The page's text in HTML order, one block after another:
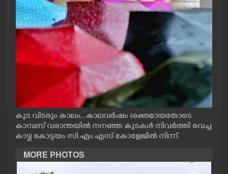
OPINION
PHOTOS
SPIRITUAL
ART
കുട വിടരും കാലം...കാലവർഷം ശക്തമായതോടെ
കാമ്പസ് വരാന്തയിൽ നനഞ്ഞ കുടകൾ നിവർത്തി വെച്ച
കാഴ്ച കോട്ടയം സി.എം.എസ് കോളേജിൽ നിന്ന്.
MORE PHOTOS